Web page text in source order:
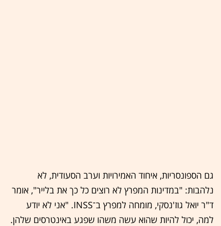
גם הספונסריות, איחוד האמירויות וערב הסעודית, לא
נלהבות: "במדינות המפרץ לא רוצים כל כך את בלייר", אומר
ד"ר יואל גוז'נסקי, מומחה למפרץ ב־INSS. "אני לא יודע
למה, יכול להיות שהוא עשה משהו שפגע באינטרסים שלהן.